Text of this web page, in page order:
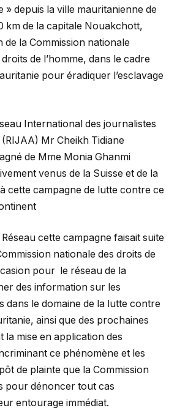
» depuis la ville mauritanienne de
km de la capitale Nouakchott,
de la Commission nationale
de l’homme, dans le cadre
pour éradiquer l’esclavage
International des journalistes
Mr Cheikh Tidiane
de Mme Monia Ghanmi
venus de la Suisse et de la
cette campagne de lutte contre ce
cette campagne faisait suite
nationale des droits de
pour le réseau de la
des information sur les
dans le domaine de la lutte contre
ainsi que des prochaines
la mise en application des
ce phénomène et les
de plainte que la Commission
pour dénoncer tout cas
entourage immédiat.